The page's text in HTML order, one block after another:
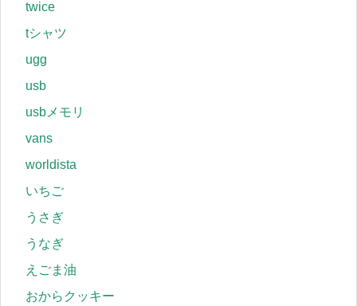
twice
tシャツ
ugg
usb
usbメモリ
vans
worldista
いちご
うさぎ
うなぎ
えごま油
おからクッキー